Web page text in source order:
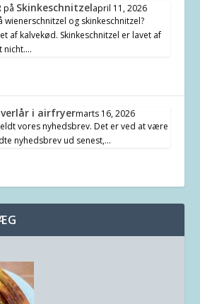
på Skinkeschnitzelapril 11, 2026
og skinkeschnitzel?
af kalvekød. Skinkeschnitzel er lavet af
nicht.…
i airfryermarts 16, 2026
vores nyhedsbrev. Det er ved at være
nyhedsbrev ud senest,…